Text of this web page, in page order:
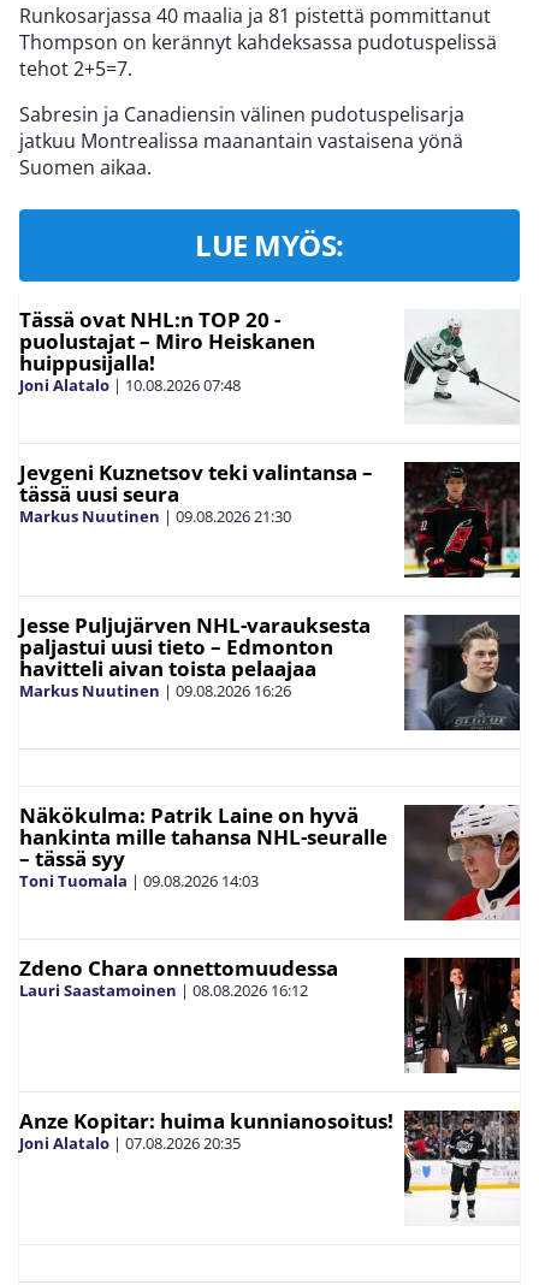
Runkosarjassa 40 maalia ja 81 pistettä pommittanut
Thompson on kerännyt kahdeksassa pudotuspelissä
tehot 2+5=7.
Sabresin ja Canadiensin välinen pudotuspelisarja
jatkuu Montrealissa maanantain vastaisena yönä
Suomen aikaa.
LUE MYÖS:
Tässä ovat NHL:n TOP 20 -
puolustajat – Miro Heiskanen
huippusijalla!
Joni Alatalo | 10.08.202607:48
Jevgeni Kuznetsov teki valintansa –
tässä uusi seura
Markus Nuutinen | 09.08.202621:30
Jesse Puljujärven NHL-varauksesta
paljastui uusi tieto – Edmonton
havitteli aivan toista pelaajaa
Markus Nuutinen | 09.08.2026 16:26
Näkökulma: Patrik Laine on hyvä
hankinta mille tahansa NHL-seuralle
– tässä syy
Toni Tuomala | 09.08.2026 14:03
Zdeno Chara onnettomuudessa
Lauri Saastamoinen | 08.08.2026 16:12
Anze Kopitar: huima kunnianosoitus!
Joni Alatalo | 07.08.202620:35